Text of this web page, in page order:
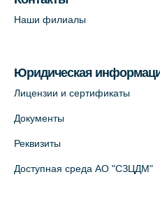
Наши филиалы
Юридическая
Лицензии и сертификаты
Документы
Реквизиты
Доступная среда АО "СЗЦДМ"